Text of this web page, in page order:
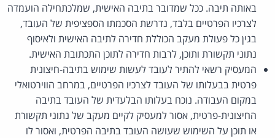
באותה תיבה. ככל שמדובר בתיבה האישית, שמלכתחילה הועמדה
לצרכיו הפרטיים בלבד, נדרשת הסכמתו הספציפית של העובד,
בגין כל פעולת מעקב הכוללת חדירה לתיבה האישית ולאיסוף
נתוני תקשורת ותוכן, לרבות חדירה לתוכן התכתובת האישית.
המעסיק רשאי להתיר לעובד לעשות שימוש בתיבה-חיצונית
פרטית בבעלותו של העובד לצרכיו הפרטיים, במרחב הווירטואלי
במקום העבודה. נוכח בעלותו הבלעדית של העובד בתיבה
החיצונית-פרטית, אסור למעסיק לקיים מעקב של נתוני תקשורת
או תוכן על השימוש שעושה העובד בתיבה הפרטית, ואסור לו